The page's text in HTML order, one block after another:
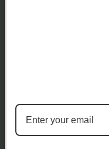
Abonnieren Sie,
Brauchen